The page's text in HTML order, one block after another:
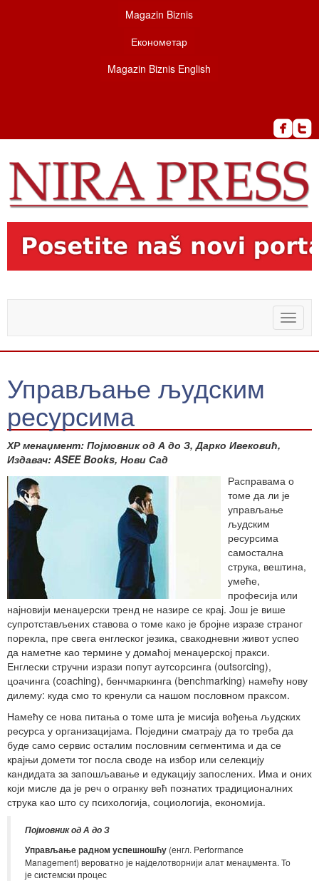
Magazin Biznis
Економетар
Magazin Biznis English
Toggle
Управљање људским
ресурсима
ХР менаџмент: Појмовник од А до З, Дарко Ивековић,
Издавач: ASEE Books, Нови Сад
Расправама о
томе да ли је
управљање
људским
ресурсима
самостална
струка, вештина,
умеће,
професија или
најновији менаџерски тренд не назире се крај. Још је више
супротстављених ставова о томе како је бројне изразе страног
порекла, пре свега енглеског језика, свакодневни живот успео
да наметне као термине у домаћој менаџерској пракси.
Енглески стручни изрази попут аутсорсинга (outsorcing),
цоачинга (coaching), бенчмаркинга (benchmarking) намећу нову
дилему: куда смо то кренули са нашом пословном праксом.
Намећу се нова питања о томе шта је мисија вођења људских
ресурса у организацијама. Поједини сматрају да то треба да
буде само сервис осталим пословним сегментима и да се
крајњи домети тог посла своде на избор или селекцију
кандидата за запошљавање и едукацију запослених. Има и оних
који мисле да је реч о огранку већ познатих традиционалних
струка као што су психологија, социологија, економија.
Појмовник од А до З
Управљање радном успешношћу (енгл. Performance
Management) вероватно је најделотворнији алат менаџмента. То
је системски процес